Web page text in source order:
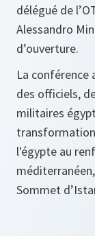
délégué de
Alessandro
d’ouverture.
La conférence
des officiels,
militaires
l'égypte au
Sommet